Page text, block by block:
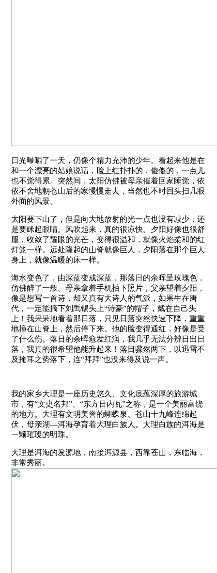
日光曝晒了一天，仍像个精力充沛的少年。看起来他是在
和一个漂亮的姑娘说话，脸上红扑扑的，傻傻的，一点儿
也不觉得累。突然间，太阳仿佛被母亲催着回家睡觉，依
依不舍地朝苍山后的家慢慢走去，当然也不时回头扫几眼
外面的风景。
太阳要下山了，但是向大地放射的光一点也没有减少，还
是要眯起眼睛。风吹起来，真的很凉快。夕阳好像也很舒
服，收敛了耀眼的光芒，变得很温和，就像火焰柔和的红
灯笼一样。远处隆起的山脊就像巨人，夕阳落在那个巨人
身上，就像温暖的床一样。
海水变色了，由深蓝变成深蓝，那落日的余晖呈玫瑰色，
仿佛醉了一般。母亲拿着手机拍下照片，父亲望着夕阳，
像是想写一首诗，却又真有大诗人的气派，如果生在唐
代，一定能摘下刘禹锡头上“诗豪”的帽子，戴在自己头
上！我呆呆地看着那日落，只见日落突然快速下降，重重
地撞在山脊上，然后停下来。他的脸变得通红，好像是受
了什么伤。落日的余晖愈发红润，我几乎无法分辨日出日
落，我真的很希望他能升起来！落日骤然两下，以迅雷不
及掩耳之势落下，连“拜拜”也没来得及说一声。
我的家乡大理是一座历史悠久、文化底蕴深厚的旅游城
市，有“文史名邦”、“东方日内瓦”之称，是一个美丽富饶
的地方。大理有文明美誉的蝴蝶泉、苍山十九峰连绵起
伏，母亲湖—洱海孕育着大理白族人。大理白族的洱海是
一颗璀璨的明珠。
大理是洱海的发源地，南接洱源县，西靠苍山，东临海，
非常秀丽。